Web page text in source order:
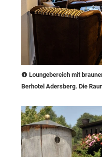
Loungebereich mit
Berhotel Adersberg. Die